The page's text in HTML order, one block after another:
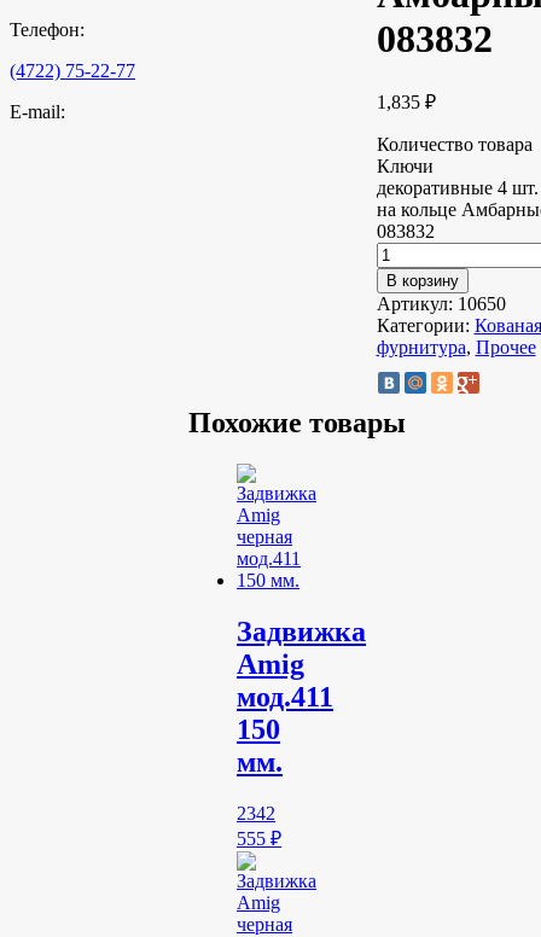
083832
1,835 ₽
Количество товара
Ключи
декоративные 4 шт.
на кольце
083832
В корзину
Артикул: 10650
Категории: Кованая
фурнитура, Прочее
Похожие товары
Задвижка
Amig
мод.411
150
мм.
2342
555₽
Телефон:
(4722) 75-22-77
E-mail: